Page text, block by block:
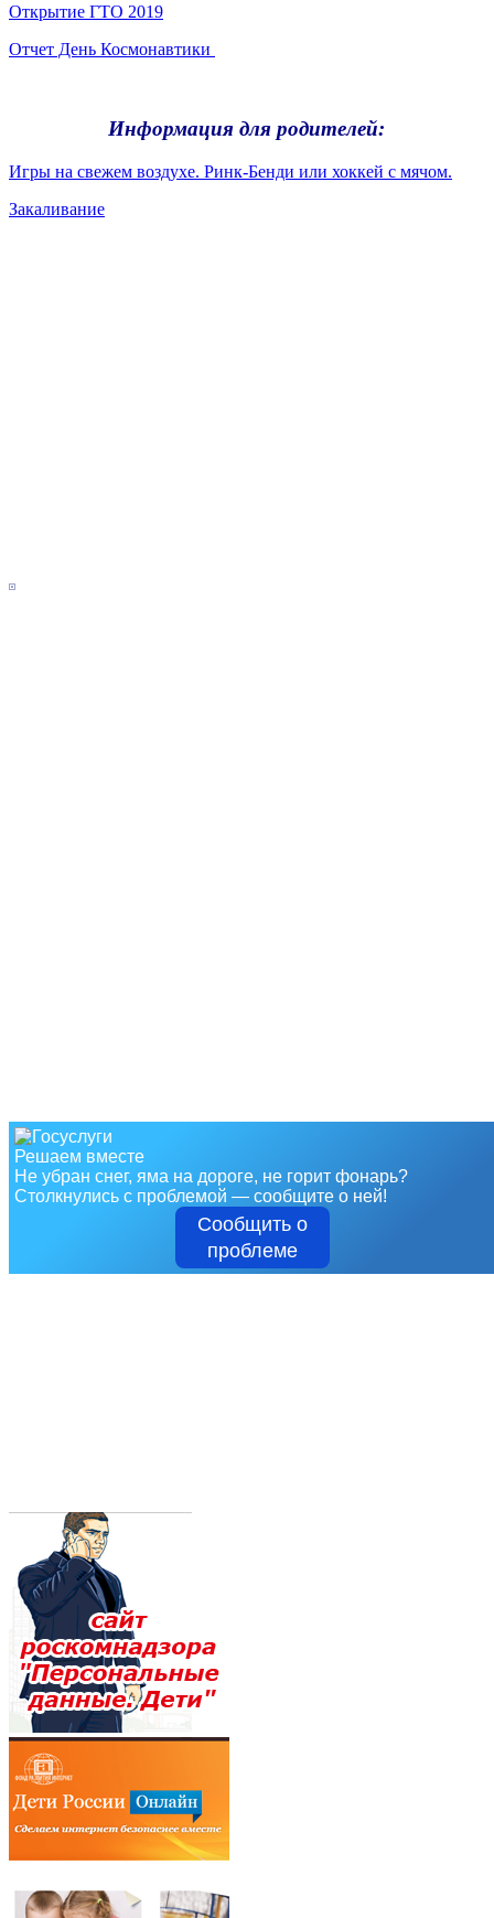
Открытие ГТО 2019
Отчет День Космонавтики
Информация для родителей:
Игры на свежем воздухе. Ринк-Бенди или хоккей с мячом.
Закаливание
Решаем вместе
Не убран снег, яма на дороге, не горит фонарь?
Столкнулись с проблемой — сообщите о ней!
Сообщить о
проблеме